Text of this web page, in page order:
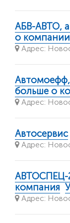
АБВ-АВТО,
о компании
Адрес:
больше о
Адрес:
Автосервис
Адрес:
АВТОСПЕЦ-
компания
Адрес: